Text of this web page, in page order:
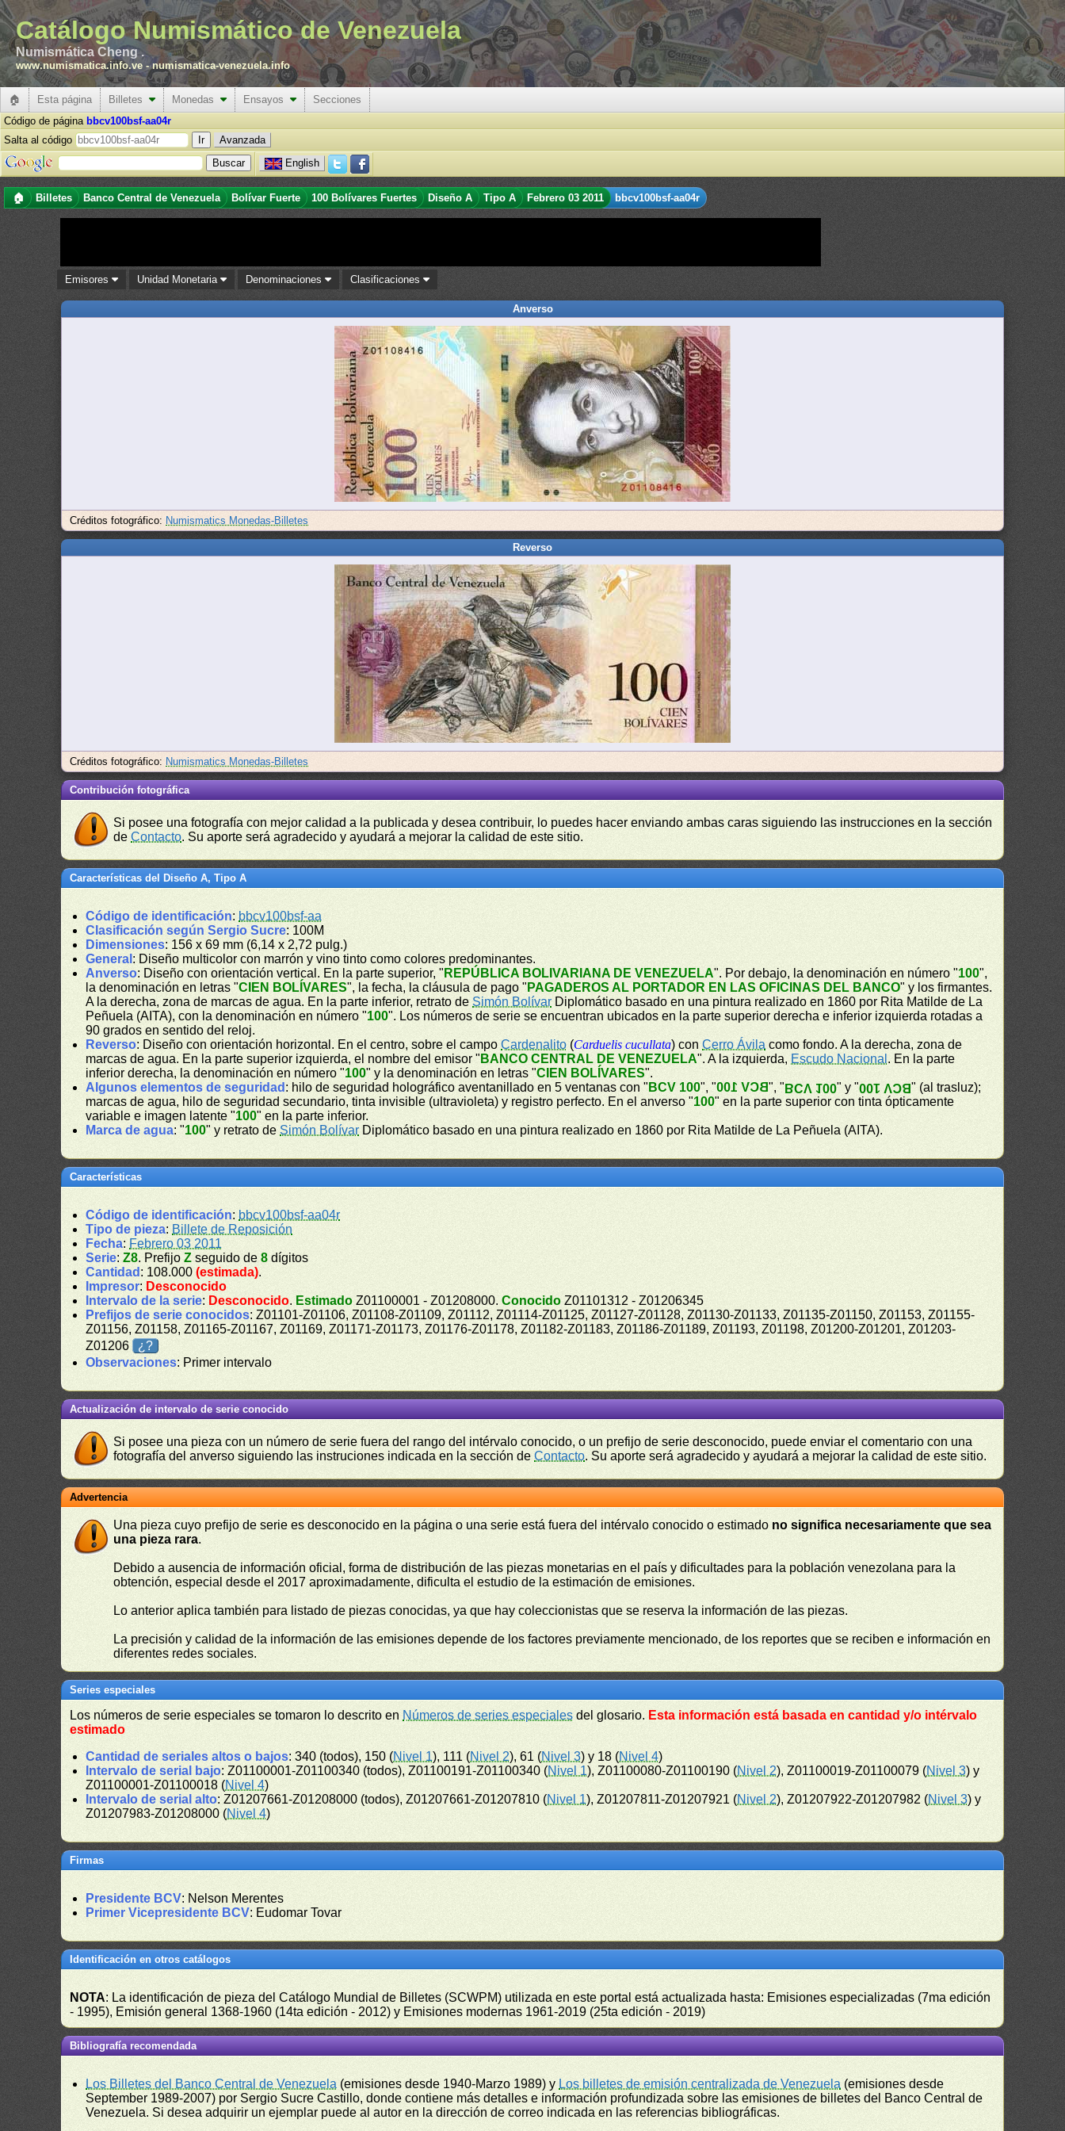
Catálogo Numismático de Venezuela
Numismática Cheng .
www.numismatica.info.ve -numismatica-venezuela.info
🏠 Esta página Billetes Monedas Ensayos
Secciones
Código de página bbcv100bsf-aa04r
Salta al código
Avanzada
English
🏠 Billetes Banco Central de Venezuela Bolívar Fuerte 100 Bolívares Fuertes Diseño A Tipo A Febrero 03 2011 bbcv100bsf-aa04r
Emisores Unidad Monetaria Denominaciones Clasificaciones
Anverso
Créditos fotográfico: Numismatics Monedas-Billetes
Reverso
Créditos fotográfico: Numismatics Monedas-Billetes
Contribución fotográfica
Si posee una fotografía con mejor calidad a la publicada y desea contribuir, lo puedes hacer enviando ambas caras siguiendo las instrucciones en la sección
deContacto. Su aporte será agradecido y ayudará a mejorar la calidad de este sitio.
Características del Diseño A, Tipo A
Código de identificación: bbcv100bsf-aa
Clasificación según Sergio Sucre: 100M
Dimensiones: 156 x 69 mm (6,14 x 2,72 pulg.)
General : Diseño multicolor con marrón y vino tinto como colores predominantes.
Anverso: Diseño con orientación vertical. En la parte superior, " REPÚBLICA BOLIVARIANA DE VENEZUELA". Por debajo, la denominación en número "100",
la denominación en letras "CIEN BOLÍVARES", la fecha, la cláusula de pago " PAGADEROS AL PORTADOR EN LAS OFICINAS DEL BANCO" y los firmantes.
A la derecha, zona de marcas de agua. En la parte inferior, retrato deSimón Bolívar Diplomático basado en una pintura realizado en 1860 por Rita Matilde de La
Peñuela (AITA), con la denominación en número "100". Los números de serie se encuentran ubicados en la parte superior derecha e inferior izquierda rotadas a
90 grados en sentido del reloj.
Reverso: Diseño con orientación horizontal. En el centro, sobre el campoCardenalito (Carduelis cucullata) conCerro Ávila como fondo. A la derecha, zona de
marcas de agua. En la parte superior izquierda, el nombre del emisor " BANCO CENTRAL DE VENEZUELA". A la izquierda, Escudo Nacional . En la parte
inferior derecha, la denominación en número "100" y la denominación en letras "CIEN BOLÍVARES".
Algunos elementos de seguridad : hilo de seguridad holográfico aventanillado en 5 ventanas con " BCV 100", "BCV 100", "BCV 100" y "BCV 100" (al trasluz);
marcas de agua, hilo de seguridad secundario, tinta invisible (ultravioleta) y registro perfecto. En el anverso "100" en la parte superior con tinta ópticamente
variable e imagen latente "100" en la parte inferior.
Marca de agua: "100" y retrato deSimón Bolívar Diplomático basado en una pintura realizado en 1860 por Rita Matilde de La Peñuela (AITA).
Características
Código de identificación: bbcv100bsf-aa04r
Tipo de pieza: Billete de Reposición
Fecha: Febrero 03 2011
Serie:Z8. PrefijoZ seguido de8 dígitos
Cantidad : 108.000(estimada).
Impresor: Desconocido
Intervalo de la serie: Desconocido. Estimado Z01100001 - Z01208000.Conocido Z01101312 - Z01206345
Prefijos de serie conocidos: Z01101-Z01106, Z01108-Z01109, Z01112, Z01114-Z01125, Z01127-Z01128, Z01130-Z01133, Z01135-Z01150, Z01153, Z01155-
Z01156, Z01158, Z01165-Z01167, Z01169, Z01171-Z01173, Z01176-Z01178, Z01182-Z01183, Z01186-Z01189, Z01193, Z01198, Z01200-Z01201, Z01203-
Z01206
¿?
Observaciones: Primer intervalo
Actualización de intervalo de serie conocido
Si posee una pieza con un número de serie fuera del rango del intérvalo conocido, o un prefijo de serie desconocido, puede enviar el comentario con una
fotografía del anverso siguiendo las instruciones indicada en la sección deContacto. Su aporte será agradecido y ayudará a mejorar la calidad de este sitio.
Advertencia
Una pieza cuyo prefijo de serie es desconocido en la página o una serie está fuera del intérvalo conocido o estimado no significa necesariamente que sea
una pieza rara.
Debido a ausencia de información oficial, forma de distribución de las piezas monetarias en el país y dificultades para la población venezolana para la
obtención, especial desde el 2017 aproximadamente, dificulta el estudio de la estimación de emisiones.
Lo anterior aplica también para listado de piezas conocidas, ya que hay coleccionistas que se reserva la información de las piezas.
La precisión y calidad de la información de las emisiones depende de los factores previamente mencionado, de los reportes que se reciben e información en
diferentes redes sociales.
Series especiales
Los números de serie especiales se tomaron lo descrito en Números de series especiales del glosario. Esta información está basada en cantidad y/o intérvalo
estimado
Cantidad de seriales altos o bajos: 340 (todos), 150 (Nivel 1), 111 (Nivel 2), 61 (Nivel 3) y 18 (Nivel 4)
Intervalo de serial bajo: Z01100001-Z01100340 (todos), Z01100191-Z01100340 (Nivel 1), Z01100080-Z01100190 (Nivel 2), Z01100019-Z01100079 (Nivel 3) y
Z01100001-Z01100018 (Nivel 4)
Intervalo de serial alto: Z01207661-Z01208000 (todos), Z01207661-Z01207810 (Nivel 1), Z01207811-Z01207921 (Nivel 2), Z01207922-Z01207982 (Nivel 3) y
Z01207983-Z01208000 (Nivel 4)
Firmas
Presidente BCV: Nelson Merentes
Primer Vicepresidente BCV: Eudomar Tovar
Identificación en otros catálogos
NOTA: La identificación de pieza del Catálogo Mundial de Billetes (SCWPM) utilizada en este portal está actualizada hasta: Emisiones especializadas (7ma edición
- 1995), Emisión general 1368-1960 (14ta edición - 2012) y Emisiones modernas 1961-2019 (25ta edición - 2019)
Bibliografía recomendada
Los Billetes del Banco Central de Venezuela (emisiones desde 1940-Marzo 1989) y Los billetes de emisión centralizada de Venezuela (emisiones desde
September 1989-2007) por Sergio Sucre Castillo, donde contiene más detalles e información profundizada sobre las emisiones de billetes del Banco Central de
Venezuela. Si desea adquirir un ejemplar puede al autor en la dirección de correo indicada en las referencias bibliográficas.